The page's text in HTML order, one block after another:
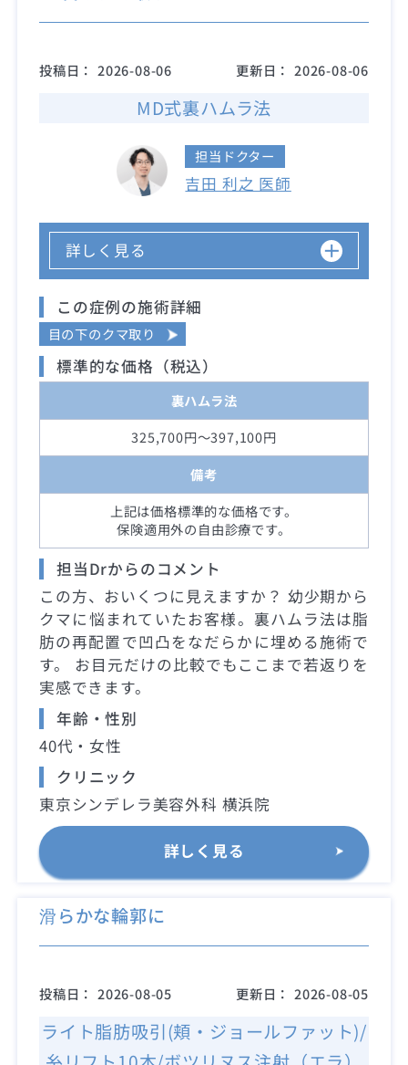
投稿日： 2026-08-06 更新日： 2026-08-06
MD式裏ハムラ法
担当ドクター
吉田 利之 医師
詳しく見る
この症例の施術詳細
目の下のクマ取り
標準的な価格（税込）
裏ハムラ法
325,700円～397,100円
備考
上記は価格標準的な価格です。
保険適用外の自由診療です。
担当Drからのコメント
この方、おいくつに見えますか？ 幼少期から
クマに悩まれていたお客様。裏ハムラ法は脂
肪の再配置で凹凸をなだらかに埋める施術で
す。 お目元だけの比較でもここまで若返りを
実感できます。
年齢・性別
40代・女性
クリニック
東京シンデレラ美容外科 横浜院
詳しく見る
滑らかな輪郭に
投稿日： 2026-08-05 更新日： 2026-08-05
ライト脂肪吸引(頬・ジョールファット)/